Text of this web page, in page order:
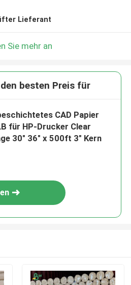
Lieferant
Sie mehr an
besten Preis für
CAD Papier
für HP-Drucker Clear
30" 36" x 500ft 3" Kern